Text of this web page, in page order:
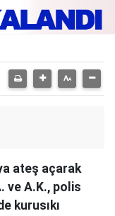
ateş açarak
ve A.K., polis
kurusıkı